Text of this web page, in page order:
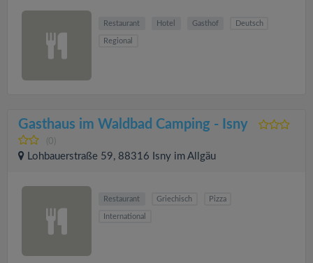
Restaurant Hotel Gasthof Deutsch
Regional
Gasthaus im Waldbad Camping - Isny
(0)
Lohbauerstraße 59, 88316 Isny im Allgäu
Restaurant Griechisch Pizza
International